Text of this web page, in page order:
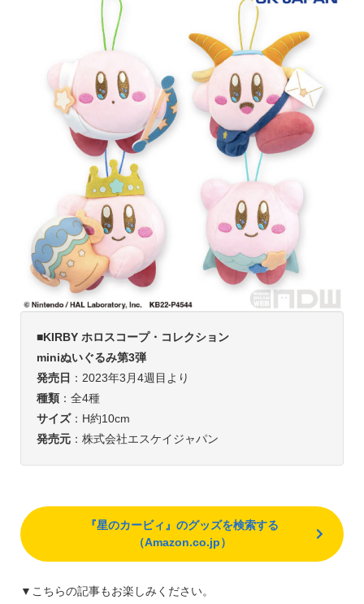
■KIRBY ホロスコープ・コレクション
miniぬいぐるみ第3弾
発売日 ：2023年3月4週目より
種類：全4種
サイズ：H約10cm
発売元：株式会社エスケイジャパン
『星のカービィ』のグッズを検索する
（Amazon.co.jp）
▼こちらの記事もお楽しみください。